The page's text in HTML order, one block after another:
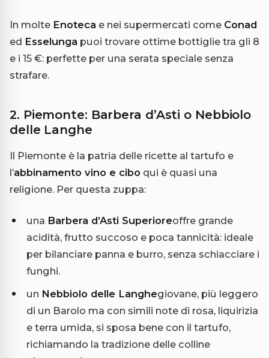
In molte Enoteca e nei supermercati come Conad
ed Esselunga puoi trovare ottime bottiglie tra gli 8
e i 15 €: perfette per una serata speciale senza
strafare.
2. Piemonte: Barbera d’Asti o Nebbiolo
delle Langhe
Il Piemonte è la patria delle ricette al tartufo e
l’abbinamento vino e cibo qui è quasi una
religione. Per questa zuppa:
una Barbera d’Asti Superioreoffre grande
acidità, frutto succoso e poca tannicità: ideale
per bilanciare panna e burro, senza schiacciare i
funghi.
un Nebbiolo delle Langhegiovane, più leggero
di un Barolo ma con simili note di rosa, liquirizia
e terra umida, si sposa bene con il tartufo,
richiamando la tradizione delle colline